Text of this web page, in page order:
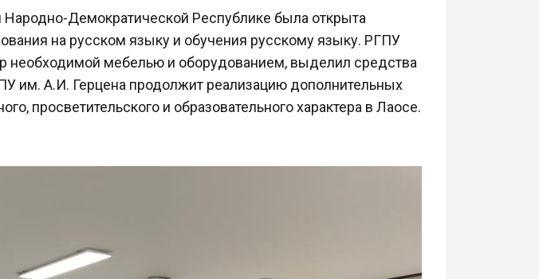
Демократической Республике была открыта
на русском языку и обучения русскому языку. РГПУ
необходимой мебелью и оборудованием, выделил средства
им. А.И. Герцена продолжит реализацию дополнительных
просветительского и образовательного характера в Лаосе.